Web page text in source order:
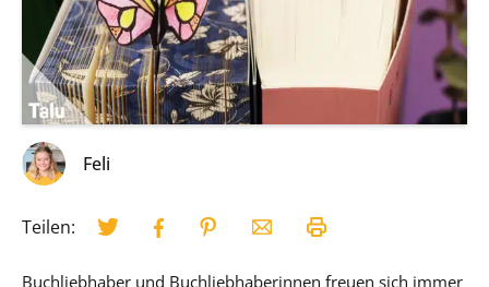
Feli
Teilen:
Buchliebhaber und Buchliebhaberinnen freuen sich immer